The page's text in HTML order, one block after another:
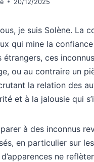
20/12/2025
je suis Solène. La
qui mine la
étrangers, ces
ou au contraire un
la relation des
et à la jalousie qui
à des inconnus
en particulier sur
ne